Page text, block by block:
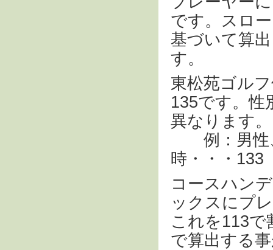
です。スロ
基づいて算
す。
東松苑ゴル
135です。性
異なります。
例：男性
時・・・133
コースハン
ックスにプ
これを113で
で算出する